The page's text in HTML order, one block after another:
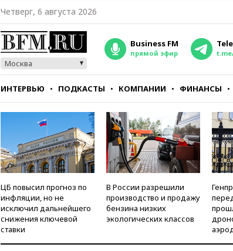
Четверг, 6 августа 2026
Москва
Business FM
прямой эфир
ИНТЕРВЬЮ ПОДКАСТЫ КОМПАНИИ ФИНАНСЫ
СТИЛЬ ТЕСТЫ
ЦБ повысил прогноз по
инфляции, но не
исключил дальнейшего
снижения ключевой
ставки
В России разрешили
производство и продажу
бензина низких
экологических классов